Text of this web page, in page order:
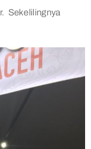
Sekelilingnya